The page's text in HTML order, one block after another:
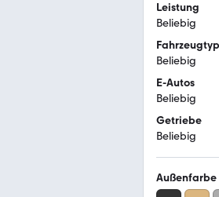
Leistung
Beliebig
Fahrzeugtyp
Beliebig
E-Autos
Beliebig
Getriebe
Beliebig
Außenfarbe